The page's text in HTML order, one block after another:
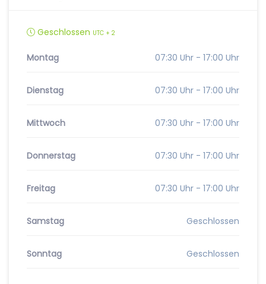
Geschlossen UTC + 2
Montag 07:30 Uhr - 17:00 Uhr
Dienstag 07:30 Uhr - 17:00 Uhr
Mittwoch 07:30 Uhr - 17:00 Uhr
Donnerstag 07:30 Uhr - 17:00 Uhr
Freitag 07:30 Uhr - 17:00 Uhr
Samstag Geschlossen
Sonntag Geschlossen